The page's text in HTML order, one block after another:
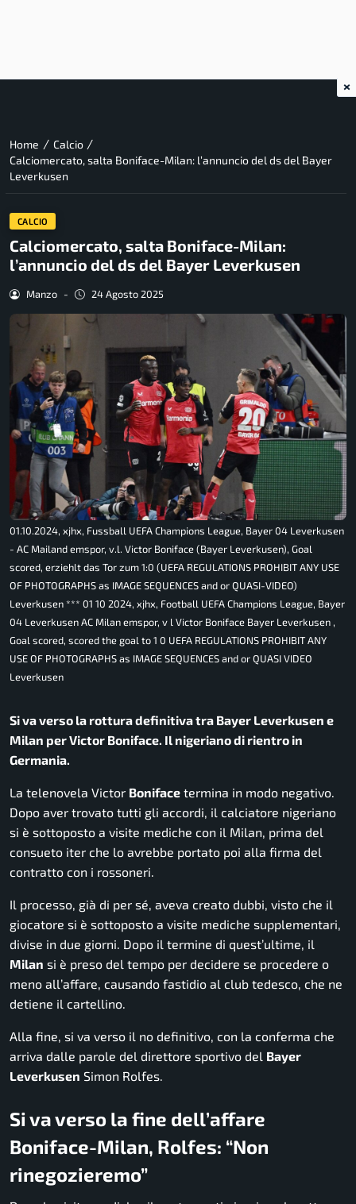
Home / Calcio /
Calciomercato, salta Boniface-Milan: l’annuncio del ds del Bayer
Leverkusen
CALCIO
Calciomercato, salta Boniface-Milan:
l’annuncio del ds del Bayer Leverkusen
Manzo - 24 Agosto 2025
01.10.2024, xjhx, Fussball UEFA Champions League, Bayer 04 Leverkusen
- AC Mailand emspor, v.l. Victor Boniface (Bayer Leverkusen), Goal
scored, erziehlt das Tor zum 1:0 (UEFA REGULATIONS PROHIBIT ANY USE
OF PHOTOGRAPHS as IMAGE SEQUENCES and or QUASI-VIDEO)
Leverkusen *** 01 10 2024, xjhx, Football UEFA Champions League, Bayer
04 Leverkusen AC Milan emspor, v l Victor Boniface Bayer Leverkusen ,
Goal scored, scored the goal to 1 0 UEFA REGULATIONS PROHIBIT ANY
USE OF PHOTOGRAPHS as IMAGE SEQUENCES and or QUASI VIDEO
Leverkusen
Si va verso la rottura definitiva tra Bayer Leverkusen e
Milan per Victor Boniface. Il nigeriano di rientro in
Germania.
La telenovela Victor Boniface termina in modo negativo.
Dopo aver trovato tutti gli accordi, il calciatore nigeriano
si è sottoposto a visite mediche con il Milan, prima del
consueto iter che lo avrebbe portato poi alla firma del
contratto con i rossoneri.
Il processo, già di per sé, aveva creato dubbi, visto che il
giocatore si è sottoposto a visite mediche supplementari,
divise in due giorni. Dopo il termine di quest’ultime, il
Milan si è preso del tempo per decidere se procedere o
meno all’affare, causando fastidio al club tedesco, che ne
detiene il cartellino.
Alla fine, si va verso il no definitivo, con la conferma che
arriva dalle parole del direttore sportivo del Bayer
Leverkusen Simon Rolfes.
Si va verso la fine dell’affare
Boniface-Milan, Rolfes: “Non
rinegozieremo”
×